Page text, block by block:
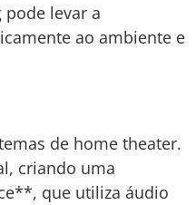
levar a
ao ambiente e
de home theater.
criando uma
que utiliza áudio